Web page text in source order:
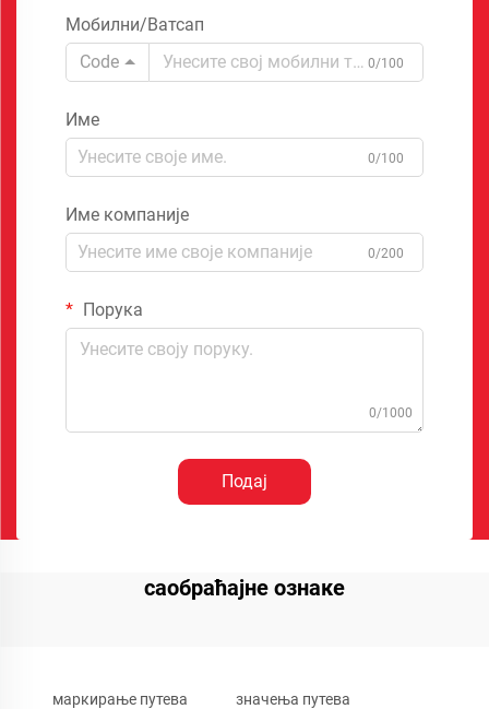
Мобилни/Ватсап
Code
0/100
Име
0/100
Име компаније
0/200
Порука
0/1000
Подај
саобраћајне ознаке
маркирање путева значења путева